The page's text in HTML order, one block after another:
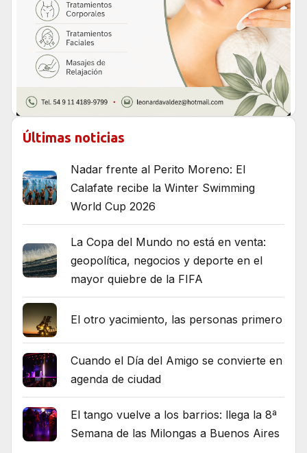
Últimas noticias
Nadar frente al Perito Moreno: El
Calafate recibe la Winter Swimming
World Cup 2026
La Copa del Mundo no está en venta:
geopolítica, negocios y deporte en el
mayor quiebre de la FIFA
El otro yacimiento, las personas primero
Cuando el Día del Amigo se convierte en
agenda de ciudad
El tango vuelve a los barrios: llega la 8ª
Semana de las Milongas a Buenos Aires